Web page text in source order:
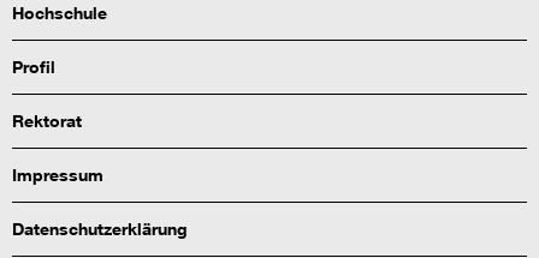
Hochschule
Profil
Rektorat
Impressum
Datenschutzerklärung